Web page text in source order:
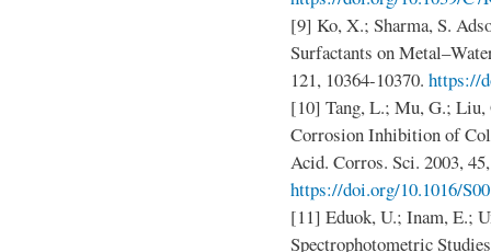
[9] Ko, X.; Sharma, S.
Surfactants on
121, 10364-10370. https://
[10] Tang, L.; Mu, G.; Liu,
Corrosion Inhibition of
Acid. Corros. Sci. 2003,
https://doi.org/10.1016/
[11] Eduok, U.; Inam, E.;
Spectrophotometric